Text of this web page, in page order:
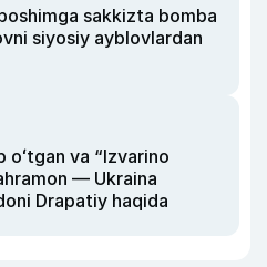
sakkizta bomba
siyosiy ayblovlardan
oʻtgan va “Izvarino
— Ukraina
Drapatiy haqida